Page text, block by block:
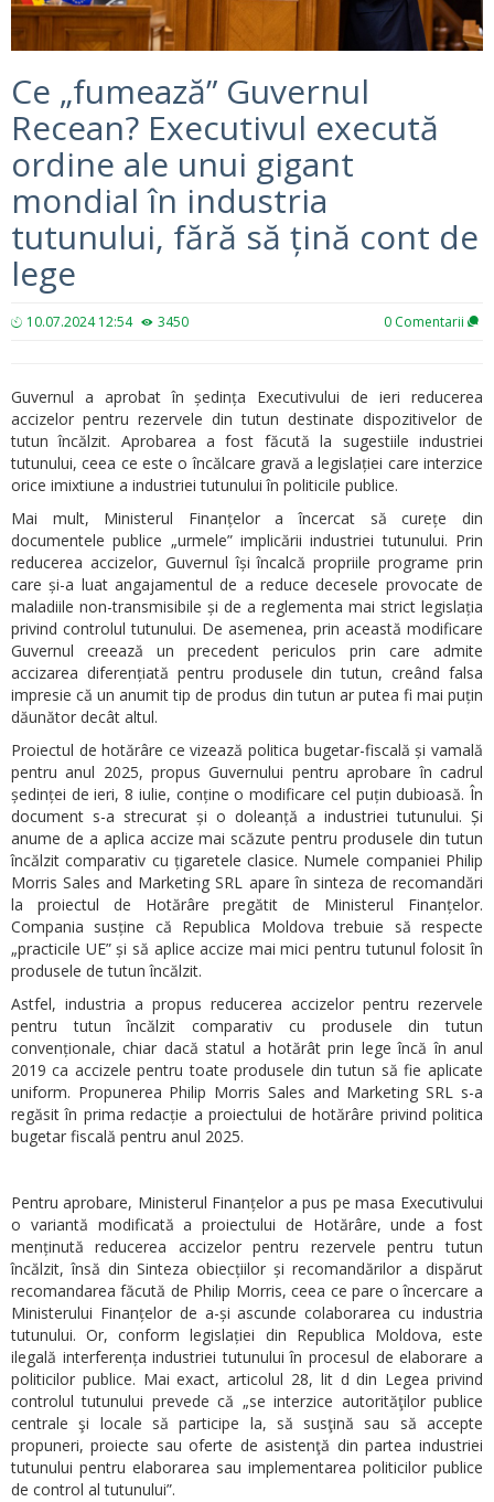
Ce „fumează” Guvernul
Recean? Executivul execută
ordine ale unui gigant
mondial în industria
tutunului, fără să țină cont de
lege
10.07.2024 12:54 3450 0 Comentarii
Guvernul a aprobat în ședința Executivului de ieri reducerea
accizelor pentru rezervele din tutun destinate dispozitivelor de
tutun încălzit. Aprobarea a fost făcută la sugestiile industriei
tutunului, ceea ce este o încălcare gravă a legislației care interzice
orice imixtiune a industriei tutunului în politicile publice.
Mai mult, Ministerul Finanțelor a încercat să curețe din
documentele publice „urmele” implicării industriei tutunului. Prin
reducerea accizelor, Guvernul își încalcă propriile programe prin
care și-a luat angajamentul de a reduce decesele provocate de
maladiile non-transmisibile și de a reglementa mai strict legislația
privind controlul tutunului. De asemenea, prin această modificare
Guvernul creează un precedent periculos prin care admite
accizarea diferențiată pentru produsele din tutun, creând falsa
impresie că un anumit tip de produs din tutun ar putea fi mai puțin
dăunător decât altul.
Proiectul de hotărâre ce vizează politica bugetar-fiscală și vamală
pentru anul 2025, propus Guvernului pentru aprobare în cadrul
ședinței de ieri, 8 iulie, conține o modificare cel puțin dubioasă. În
document s-a strecurat și o doleanță a industriei tutunului. Și
anume de a aplica accize mai scăzute pentru produsele din tutun
încălzit comparativ cu țigaretele clasice. Numele companiei Philip
Morris Sales and Marketing SRL apare în sinteza de recomandări
la proiectul de Hotărâre pregătit de Ministerul Finanțelor.
Compania susține că Republica Moldova trebuie să respecte
„practicile UE” și să aplice accize mai mici pentru tutunul folosit în
produsele de tutun încălzit.
Astfel, industria a propus reducerea accizelor pentru rezervele
pentru tutun încălzit comparativ cu produsele din tutun
convenționale, chiar dacă statul a hotărât prin lege încă în anul
2019 ca accizele pentru toate produsele din tutun să fie aplicate
uniform. Propunerea Philip Morris Sales and Marketing SRL s-a
regăsit în prima redacție a proiectului de hotărâre privind politica
bugetar fiscală pentru anul 2025.
Pentru aprobare, Ministerul Finanțelor a pus pe masa Executivului
o variantă modificată a proiectului de Hotărâre, unde a fost
menținută reducerea accizelor pentru rezervele pentru tutun
încălzit, însă din Sinteza obiecțiilor și recomandărilor a dispărut
recomandarea făcută de Philip Morris, ceea ce pare o încercare a
Ministerului Finanțelor de a-și ascunde colaborarea cu industria
tutunului. Or, conform legislației din Republica Moldova, este
ilegală interferența industriei tutunului în procesul de elaborare a
politicilor publice. Mai exact, articolul 28, lit d din Legea privind
controlul tutunului prevede că „se interzice autorităţilor publice
centrale şi locale să participe la, să susţină sau să accepte
propuneri, proiecte sau oferte de asistenţă din partea industriei
tutunului pentru elaborarea sau implementarea politicilor publice
de control al tutunului”.